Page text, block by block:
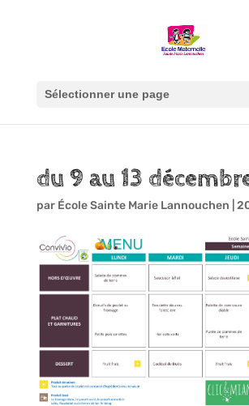
Sélectionner une page
du 9 au 13
par École Sainte Marie Lannouchen